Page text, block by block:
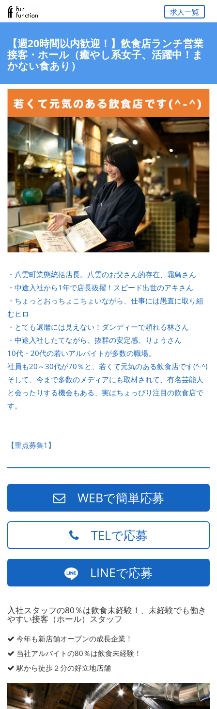
求人一覧
【週20時間以内歓迎！】飲食店ランチ営業
接客・ホール（癒やし系女子、活躍中！ま
かない食あり）
・八雲町業態統括店長。八雲のお父さん的存在、霜鳥さん
・中途入社から1年で店長抜擢！スピード出世のアキさん
・ちょっとおっちょこちょいながら、仕事には愚直に取り組
むヒロ
・とても還暦には見えない！ダンディーで頼れる林さん
・中途入社したてながら、抜群の安定感、りょうさん
10代・20代の若いアルバイトが多数の職場。
社員も20～30代が70％と、若くて元気のある飲食店です(^-^)
そして、今まで多数のメディアにも取材されて、有名芸能人
と会ったりする機会もある、実はちょっぴり注目の飲食店で
す。
【重点募集1】
WEBで簡単応募
TELで応募
LINEで応募
入社スタッフの80％は飲食未経験！、未経験でも働き
やすい接客（ホール）スタッフ
今年も新店舗オープンの成長企業！
当社アルバイトの80％は飲食未経験！
駅から徒歩２分の好立地店舗